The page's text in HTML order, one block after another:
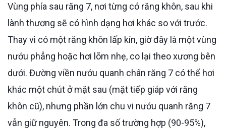
Vùng phía sau răng 7, nơi từng có răng khôn, sau khi
lành thương sẽ có hình dạng hơi khác so với trước.
Thay vì có một răng khôn lấp kín, giờ đây là một vùng
nướu phẳng hoặc hơi lõm nhẹ, co lại theo xương bên
dưới. Đường viền nướu quanh chân răng 7 có thể hơi
khác một chút ở mặt sau (mặt tiếp giáp với răng
khôn cũ), nhưng phần lớn chu vi nướu quanh răng 7
vẫn giữ nguyên. Trong đa số trường hợp (90-95%),